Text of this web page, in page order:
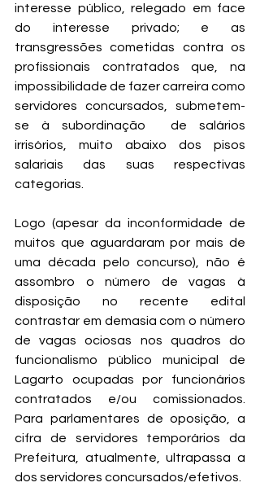
interesse público, relegado em face
do interesse privado; e as
transgressões cometidas contra os
profissionais contratados que, na
impossibilidade de fazer carreira como
servidores concursados, submetem-
se à subordinação  de salários
irrisórios, muito abaixo dos pisos
salariais das suas respectivas
categorias.
Logo (apesar da inconformidade de
muitos que aguardaram por mais de
uma década pelo concurso), não é
assombro o número de vagas à
disposição no recente edital
contrastar em demasia com o número
de vagas ociosas nos quadros do
funcionalismo público municipal de
Lagarto ocupadas por funcionários
contratados e/ou comissionados.
Para parlamentares de oposição, a
cifra de servidores temporários da
Prefeitura, atualmente, ultrapassa a
dos servidores concursados/efetivos.